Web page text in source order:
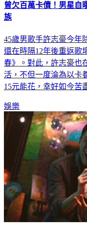
曾欠百萬卡債！男星
族
45歲男歌手許志豪今年
還在時隔12年後重返歌
春》。對此，許志豪也
活，不但一度淪為以卡
15元能花，幸好如今苦
娛樂